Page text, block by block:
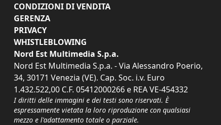
CONDIZIONI DI VENDITA
GERENZA
PRIVACY
WHISTLEBLOWING
Nord Est Multimedia S.p.a.
Nord Est Multimedia S.p.a. - Via Alessandro Poerio,
34, 30171 Venezia (VE). Cap. Soc. i.v. Euro
1.432.522,00 C.F. 05412000266 e REA VE-454332
I diritti delle immagini e dei testi sono riservati. È
espressamente vietata la loro riproduzione con qualsiasi
mezzo e l'adattamento totale o parziale.